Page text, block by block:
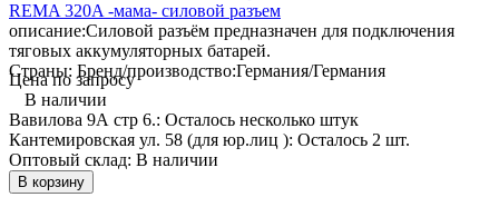
REMA 320A -мама- силовой разъем
описание:Силовой разъём предназначен для подключения
тяговых аккумуляторных батарей.
Страны: Бренд/производство:Германия/Германия
Цена по запросу
В наличии
Вавилова 9А стр 6.: Осталось несколько штук
Кантемировская ул. 58 (для юр.лиц ): Осталось 2 шт.
Оптовый склад: В наличии
В корзину